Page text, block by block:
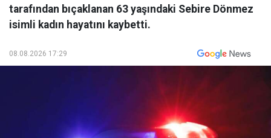
tarafından bıçaklanan 63 yaşındaki Sebire Dönmez
isimli kadın hayatını kaybetti.
08.08.2026 17:29